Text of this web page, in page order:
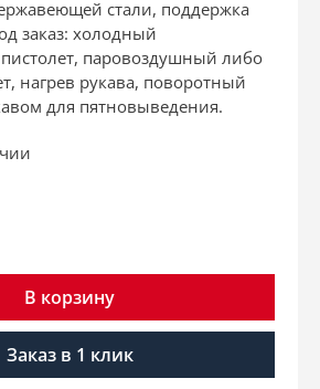
стали, поддержка
заказ: холодный
паровоздушный либо
нагрев рукава, поворотный
для пятновыведения.
В корзину
Заказ в 1 клик